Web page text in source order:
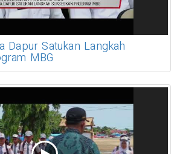
Dapur Satukan Langkah
MBG